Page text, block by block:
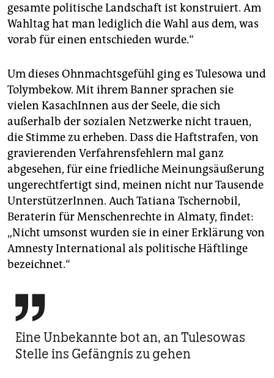
gesamte politische Landschaft ist konstruiert. Am
Wahltag hat man lediglich die Wahl aus dem, was
vorab für einen entschieden wurde.“
Um dieses Ohnmachtsgefühl ging es Tulesowa und
Tolymbekow. Mit ihrem Banner sprachen sie
vielen KasachInnen aus der Seele, die sich
außerhalb der sozialen Netzwerke nicht trauen,
die Stimme zu erheben. Dass die Haftstrafen, von
gravierenden Verfahrensfehlern mal ganz
abgesehen, für eine friedliche Meinungsäußerung
ungerechtfertigt sind, meinen nicht nur Tausende
UnterstützerInnen. Auch Tatiana Tschernobil,
Beraterin für Menschenrechte in Almaty, findet:
„Nicht umsonst wurden sie in einer Erklärung von
Amnesty International als politische Häftlinge
bezeichnet.“

Eine Unbekannte bot an, an Tulesowas
Stelle ins Gefängnis zu gehen